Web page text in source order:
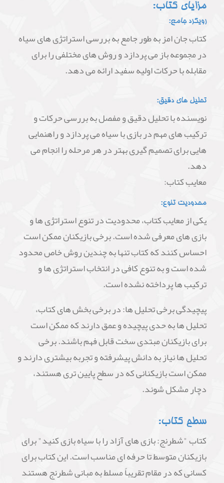
مزایای کتاب:
رویکرد جامع:
کتاب جان امز به طور جامع به بررسی استراتژی های سیاه
در مجموعه باز می پردازد و روش های مختلفی را برای
مقابله با حرکات اولیه سفید ارائه می دهد.
تحلیل های دقیق:
نویسنده با تحلیل دقیق و مفصل به بررسی حرکات و
ترکیب های مهم در بازی با سیاه می پردازد و راهنمایی
هایی برای تصمیم گیری بهتر در هر مرحله را انجام می
دهد.
معایب کتاب:
محدودیت تنوع:
یکی از معایب کتاب، محدودیت در تنوع استراتژی ها و
بازی های معرفی شده است. برخی بازیکنان ممکن است
احساس کنند که کتاب تنها به چندین روش خاص محدود
شده است و به تنوع کافی در انتخاب استراتژی ها و
ترکیب ها پرداخته نشده است.
پیچیدگی برخی تحلیل ها: در برخی بخش های کتاب،
تحلیل ها به حدی پیچیده و عمق دارند که ممکن است
برای بازیکنان مبتدی سخت قابل فهم باشند. برخی
تحلیل ها نیاز به دانش پیشرفته و تجربه بیشتری دارند و
ممکن است بازیکنانی که در سطح پایین تری هستند،
دچار مشکل شوند.
سطح کتاب:
کتاب "شطرنج: بازی های آزاد را با سیاه بازی کنید" برای
بازیکنان متوسط تا حرفه ای مناسب است. این کتاب برای
کسانی که در مقام تقریباً مسلط به مبانی شطرنج هستند